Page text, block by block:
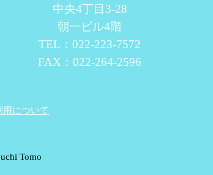
中央4丁目3-28
朝一ビル4階
TEL：022-223-7572
FAX：022-264-2596
用について
Tomo